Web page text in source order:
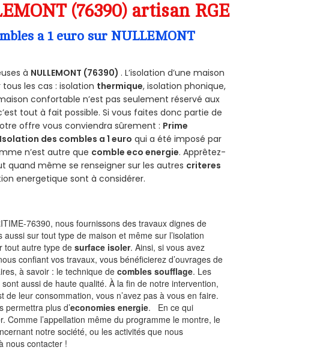
(76390) artisan RGE
a 1 euro sur NULLEMONT
à NULLEMONT (76390) . L’isolation d’une maison
les cas : isolation thermique, isolation phonique,
confortable n’est pas seulement réservé aux
tout à fait possible. Si vous faites donc partie de
offre vous conviendra sûrement : Prime
des combles a 1 euro qui a été imposé par
n’est autre que comble eco energie. Apprêtez-
quand même se renseigner sur les autres criteres
energetique sont à considérer.
76390, nous fournissons des travaux dignes de
aussi sur tout type de maison et même sur l’isolation
tout autre type desurface isoler. Ainsi, si vous avez
confiant vos travaux, vous bénéficierez d’ouvrages de
à savoir : le technique decombles soufflage. Les
sont aussi de haute qualité. À la fin de notre intervention,
de leur consommation, vous n’avez pas à vous en faire.
permettra plus d’economies energie. En ce qui
Comme l’appellation même du programme le montre, le
notre société, ou les activités que nous
nous contacter !